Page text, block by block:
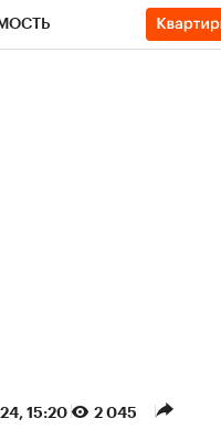
15:20 2 045